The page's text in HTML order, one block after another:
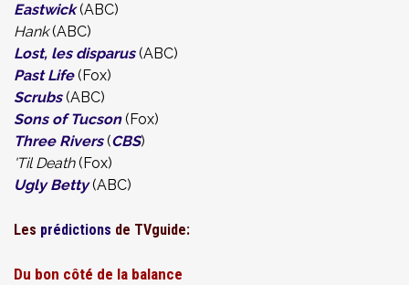
Eastwick (ABC)
Hank(ABC)
Lost, les disparus (ABC)
Past Life (Fox)
Scrubs (ABC)
Sons of Tucson (Fox)
Three Rivers (CBS)
'Til Death(Fox)
Ugly Betty (ABC)
Les prédictions de TVguide:
Du bon côté de la balance